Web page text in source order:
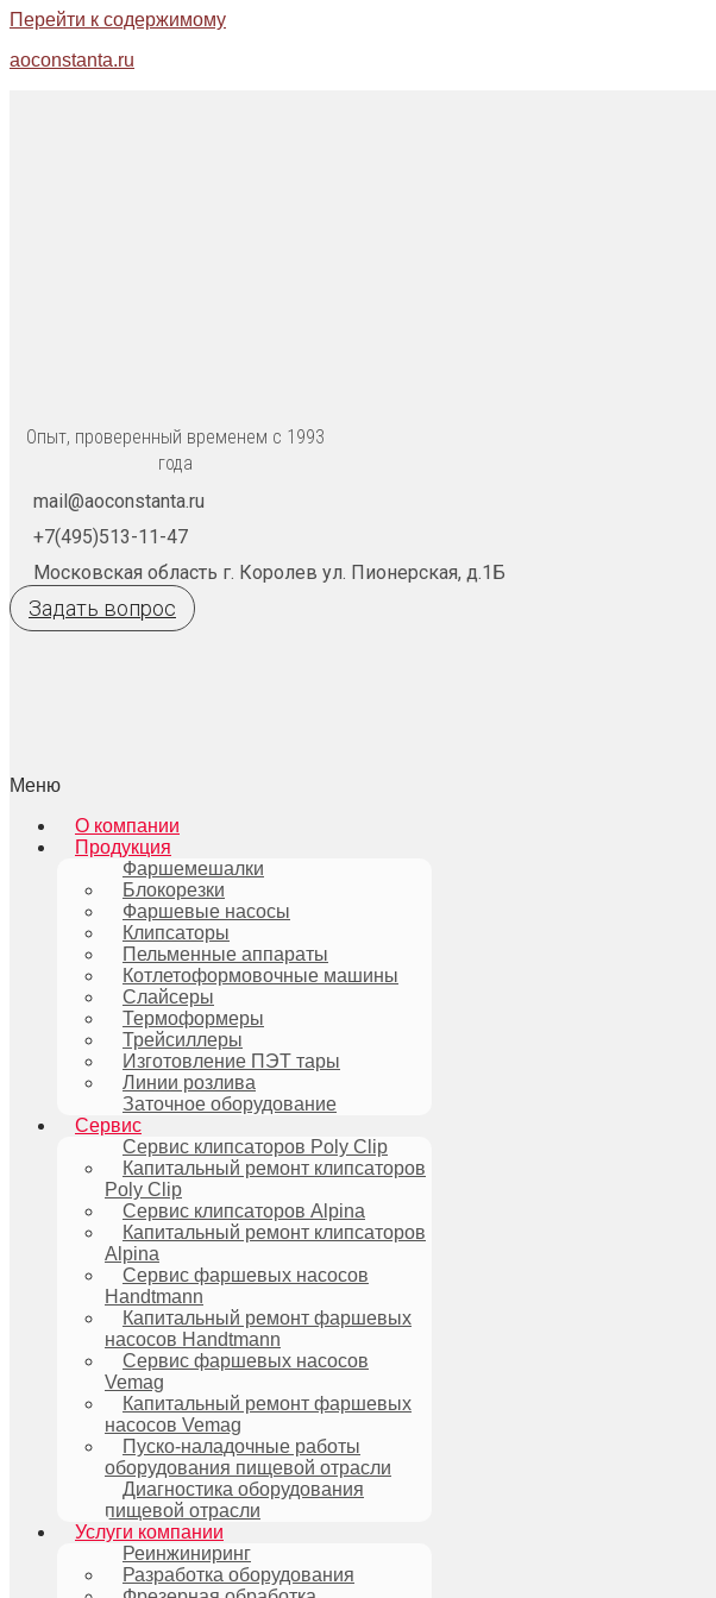
Перейти к содержимому
aoconstanta.ru
Опыт, проверенный временем с 1993
года
mail@aoconstanta.ru
+7(495)513-11-47
Московская область г. Королев ул. Пионерская, д.1Б
Задать вопрос
Меню
О компании
Продукция
Фаршемешалки
Блокорезки
Фаршевые насосы
Клипсаторы
Пельменные аппараты
Котлетоформовочные машины
Слайсеры
Термоформеры
Трейсиллеры
Изготовление ПЭТ тары
Линии розлива
Заточное оборудование
Сервис
Сервис клипсаторов Poly Clip
Капитальный ремонт клипсаторов
Poly Clip
Сервис клипсаторов Alpina
Капитальный ремонт клипсаторов
Alpina
Сервис фаршевых насосов
Handtmann
Капитальный ремонт фаршевых
насосов Handtmann
Сервис фаршевых насосов
Vemag
Капитальный ремонт фаршевых
насосов Vemag
Пуско-наладочные работы
оборудования пищевой отрасли
Диагностика оборудования
пищевой отрасли
Услуги компании
Реинжиниринг
Разработка оборудования